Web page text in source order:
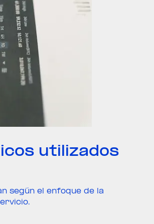
utilizados
según el enfoque de la